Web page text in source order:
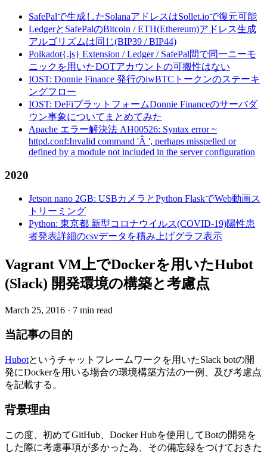
SafePalで生成したSolanaアドレスはSollet.ioで復元可能
LedgerとSafePalのBitcoin / ETH(Ethereum)アドレス生成
アルゴリズムは同じ(BIP39 / BIP44)
Polkadot{.js} Extension / Ledger / SafePal間で同一ニーモ
ニックを用いたDOTアカウントの可搬性はない
IOST: Donnie Finance 発行のiwBTCトークンのステーキ
ングフロー
IOST: DeFiプラットフォームDonnie Financeのサーバダ
ウン事象についてまとめてみた
Apache エラー解決法 AH00526: Syntax error ~
httpd.conf:Invalid command 'Â ', perhaps misspelled or
defined by a module not included in the server configuration
2020
Jetson nano 2GB: USBカメラとPython FlaskでWeb動画ス
トリーミング
Python: 東京都 新型コロナウイルス(COVID-19)陽性患
者発表詳細のcsvデータを積み上げグラフ表示
Vagrant VM上でDockerを用いたHubot
(Slack) 開発環境の構築と考慮点
March 25, 2016 · 7 min read
当記事の目的
Hubotというチャットフレームワークを用いたSlack botの開
発にDockerを用いる場合の環境構築方法の一例、及び考慮点
を記載する。
背景理由
この度、初めてGitHub、Docker Hubを使用してBotの開発を
した際に考慮事項が多かった為、その備忘録をつけておきた